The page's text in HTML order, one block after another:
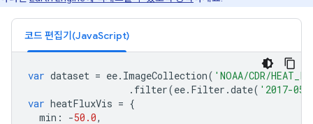
코드 편집기(JavaScript)
var dataset = ee. ImageCollection( 'NOAA/CDR/
. filter(ee. Filter .date( '2017-
var heatFluxVis = {
min : -50.0,